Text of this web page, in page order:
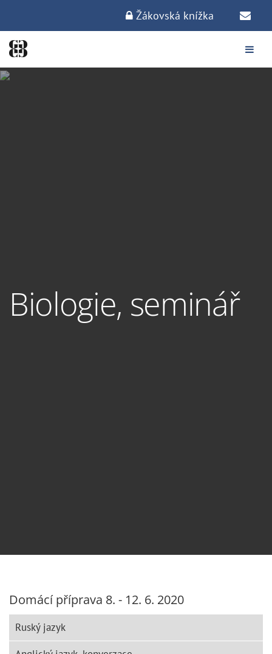
Žákovská knížka
Biologie, seminář
Domácí příprava 8. - 12. 6. 2020
Ruský jazyk